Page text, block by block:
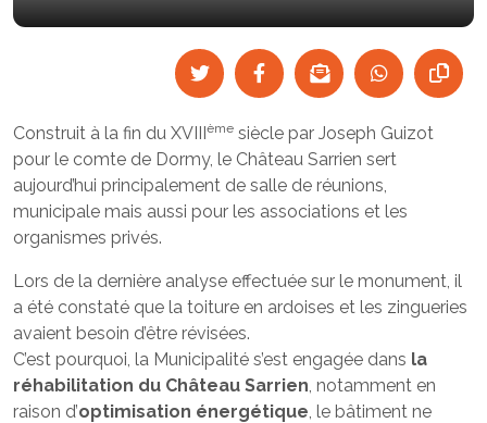
Construit à la fin du XVIIIème siècle par Joseph Guizot
pour le comte de Dormy, le Château Sarrien sert
aujourd’hui principalement de salle de réunions,
municipale mais aussi pour les associations et les
organismes privés.
Lors de la dernière analyse effectuée sur le monument, il
a été constaté que la toiture en ardoises et les zingueries
avaient besoin d’être révisées.
C’est pourquoi, la Municipalité s’est engagée dans la
réhabilitation du Château Sarrien , notamment en
raison d’optimisation énergétique , le bâtiment ne